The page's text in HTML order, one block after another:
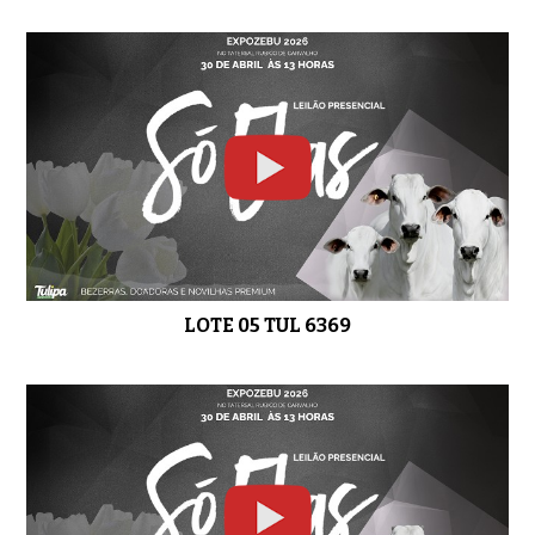
0:49 LOTE 17 TUL 4966
02:09 LOTE 18 TUL 5593
LOTE 05 TUL 6369